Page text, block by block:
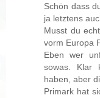
Schön dass
ja letztens
Musst du
vorm Europa
Eben wer
sowas. Klar
haben, aber
Primark hat